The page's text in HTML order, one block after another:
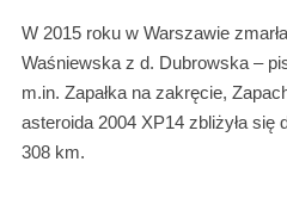
W 2015 roku w Warszawie
Waśniewska z d. Dubrowska –
m.in. Zapałka na zakręcie,
asteroida 2004 XP14 zbliżyła się
308 km.